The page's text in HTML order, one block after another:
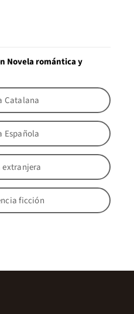
Novela romántica y
Catalana
Española
ficción